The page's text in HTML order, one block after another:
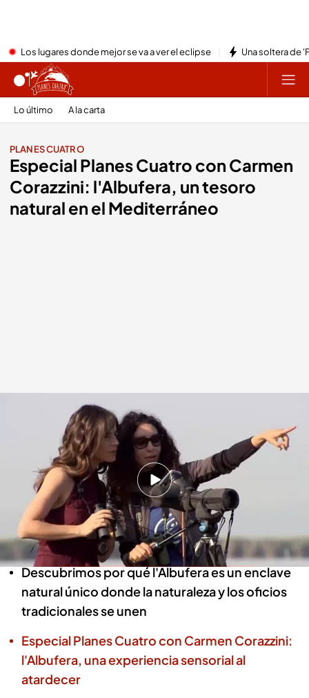
Los lugares donde mejor se va a ver el eclipse Una soltera de
Lo último A la carta
PLANES CUATRO
Especial Planes Cuatro con Carmen
Corazzini: l'Albufera, un tesoro
natural en el Mediterráneo
¡No te pierdas el último programa de Planes Cuatro!
cuatro.com
15 JUN 2026 - 13:33h.
Planes Cuatro tiene esta semana el placer de
viajar hasta l'Albufera de Valencia con Carmen
Corazzini, presentadora de Informativos
Telecinco
Descubrimos por qué l'Albufera es un enclave
natural único donde la naturaleza y los oficios
tradicionales se unen
Especial Planes Cuatro con Carmen Corazzini:
l'Albufera, una experiencia sensorial al
atardecer